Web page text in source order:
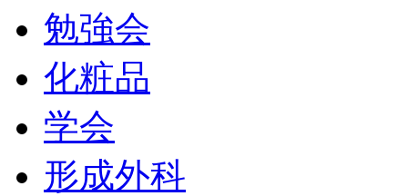
勉強会
化粧品
学会
形成外科